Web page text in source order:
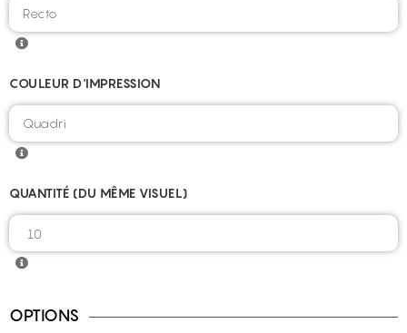
COULEUR D'IMPRESSION
QUANTITÉ (DU MÊME VISUEL)
OPTIONS